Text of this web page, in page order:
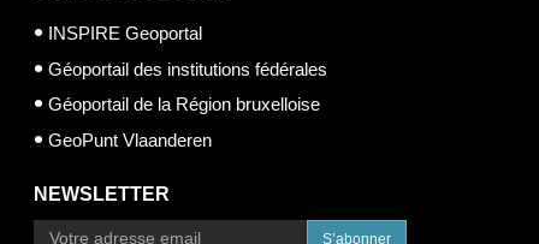
INSPIRE Geoportal
Géoportail des institutions fédérales
Géoportail de la Région bruxelloise
GeoPunt Vlaanderen
NEWSLETTER
S’abonner